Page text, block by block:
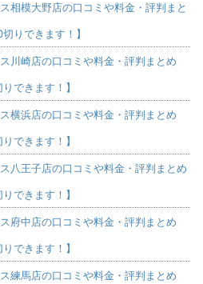
相模大野店の口コミや料金・評判まと
りできます！】
川崎店の口コミや料金・評判まとめ
できます！】
横浜店の口コミや料金・評判まとめ
できます！】
八王子店の口コミや料金・評判まとめ
できます！】
府中店の口コミや料金・評判まとめ
できます！】
練馬店の口コミや料金・評判まとめ